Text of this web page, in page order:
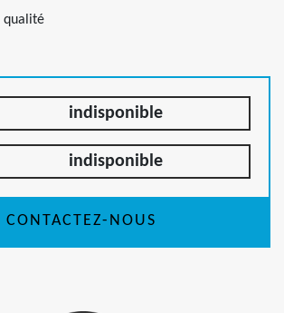
qualité
indisponible
indisponible
CONTACTEZ-NOUS